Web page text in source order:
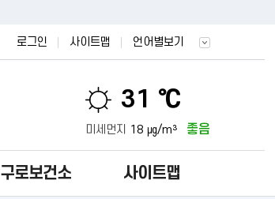
로그인 사이트맵 언어별보기
31 ℃
미세먼지 18 ㎍/m³ 좋음
구로보건소 사이트맵